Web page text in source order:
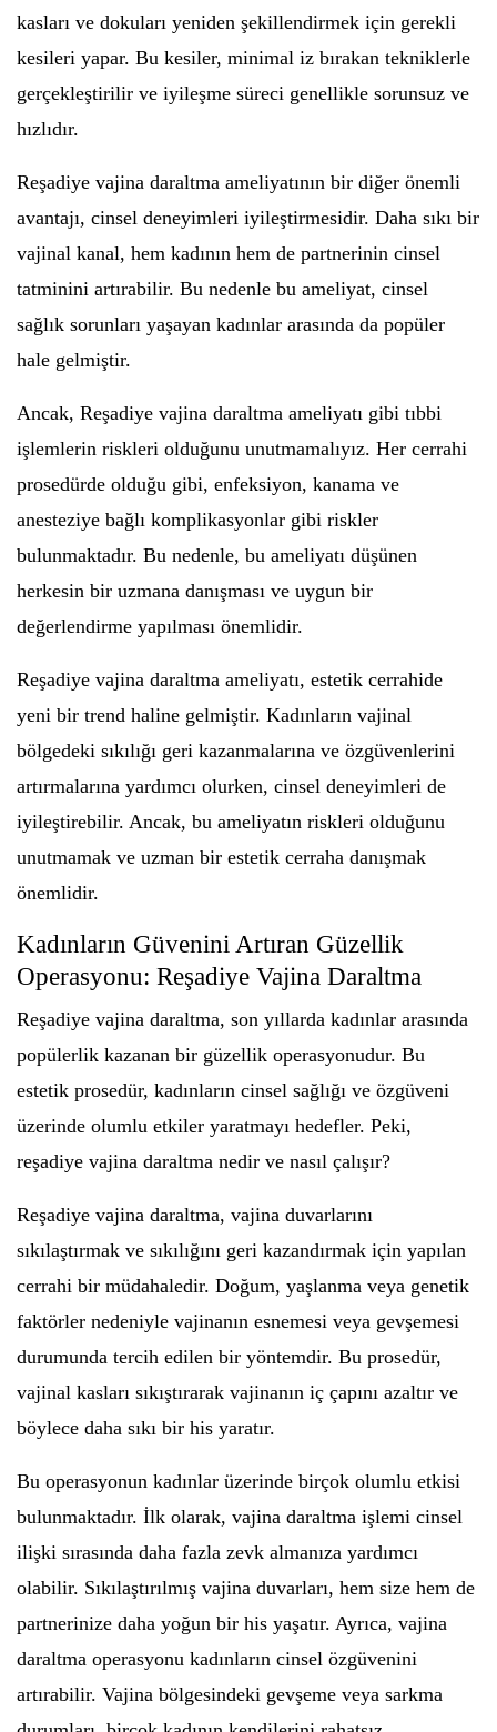
kasları ve dokuları yeniden şekillendirmek için gerekli
kesileri yapar. Bu kesiler, minimal iz bırakan tekniklerle
gerçekleştirilir ve iyileşme süreci genellikle sorunsuz ve
hızlıdır.
Reşadiye vajina daraltma ameliyatının bir diğer önemli
avantajı, cinsel deneyimleri iyileştirmesidir. Daha sıkı bir
vajinal kanal, hem kadının hem de partnerinin cinsel
tatminini artırabilir. Bu nedenle bu ameliyat, cinsel
sağlık sorunları yaşayan kadınlar arasında da popüler
hale gelmiştir.
Ancak, Reşadiye vajina daraltma ameliyatı gibi tıbbi
işlemlerin riskleri olduğunu unutmamalıyız. Her cerrahi
prosedürde olduğu gibi, enfeksiyon, kanama ve
anesteziye bağlı komplikasyonlar gibi riskler
bulunmaktadır. Bu nedenle, bu ameliyatı düşünen
herkesin bir uzmana danışması ve uygun bir
değerlendirme yapılması önemlidir.
Reşadiye vajina daraltma ameliyatı, estetik cerrahide
yeni bir trend haline gelmiştir. Kadınların vajinal
bölgedeki sıkılığı geri kazanmalarına ve özgüvenlerini
artırmalarına yardımcı olurken, cinsel deneyimleri de
iyileştirebilir. Ancak, bu ameliyatın riskleri olduğunu
unutmamak ve uzman bir estetik cerraha danışmak
önemlidir.
Kadınların Güvenini Artıran Güzellik
Operasyonu: Reşadiye Vajina Daraltma
Reşadiye vajina daraltma, son yıllarda kadınlar arasında
popülerlik kazanan bir güzellik operasyonudur. Bu
estetik prosedür, kadınların cinsel sağlığı ve özgüveni
üzerinde olumlu etkiler yaratmayı hedefler. Peki,
reşadiye vajina daraltma nedir ve nasıl çalışır?
Reşadiye vajina daraltma, vajina duvarlarını
sıkılaştırmak ve sıkılığını geri kazandırmak için yapılan
cerrahi bir müdahaledir. Doğum, yaşlanma veya genetik
faktörler nedeniyle vajinanın esnemesi veya gevşemesi
durumunda tercih edilen bir yöntemdir. Bu prosedür,
vajinal kasları sıkıştırarak vajinanın iç çapını azaltır ve
böylece daha sıkı bir his yaratır.
Bu operasyonun kadınlar üzerinde birçok olumlu etkisi
bulunmaktadır. İlk olarak, vajina daraltma işlemi cinsel
ilişki sırasında daha fazla zevk almanıza yardımcı
olabilir. Sıkılaştırılmış vajina duvarları, hem size hem de
partnerinize daha yoğun bir his yaşatır. Ayrıca, vajina
daraltma operasyonu kadınların cinsel özgüvenini
artırabilir. Vajina bölgesindeki gevşeme veya sarkma